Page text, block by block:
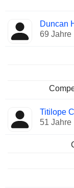
Duncan
69 Jahre
Titilope
51 Jahre